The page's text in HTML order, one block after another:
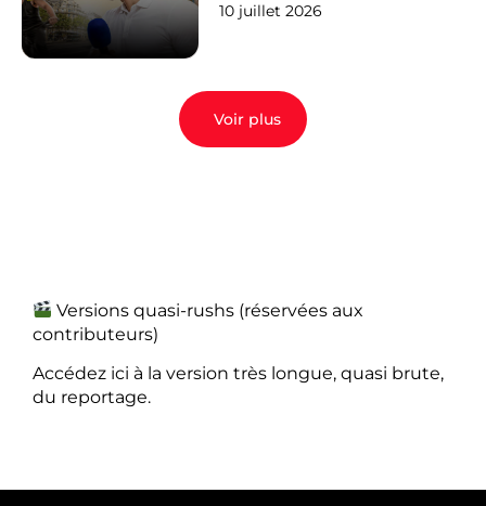
10 juillet 2026
Voir plus
Versions quasi-rushs (réservées aux
contributeurs)
Accédez ici à la version très longue, quasi brute,
du reportage.